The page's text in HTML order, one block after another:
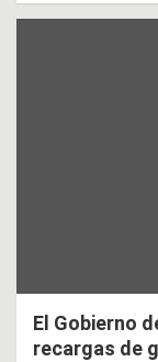
El Gobierno
recargas de